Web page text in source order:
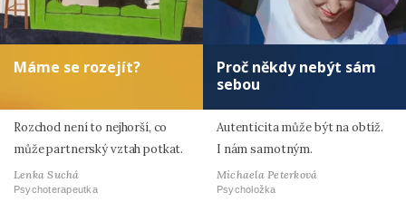
Máme se rozejít?
Rozchod není to nejhorší, co
může partnerský vztah potkat.
Lenka Suchá
Psychoterapeutka
Proč někdy nebýt sám
sebou
Autenticita může být na obtíž.
I nám samotným.
Michaela Peterková
Psycholožka